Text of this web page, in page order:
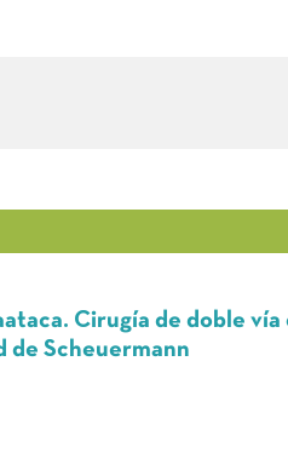
Cirugía de doble vía
Scheuermann